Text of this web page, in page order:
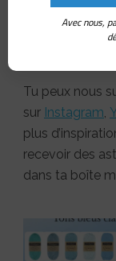
passion !
Tu peux nous
sur Instagram,
plus
recevoir des
dans ta boîte
Avec nous,